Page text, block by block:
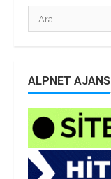
Arama:
ALPNET AJANS